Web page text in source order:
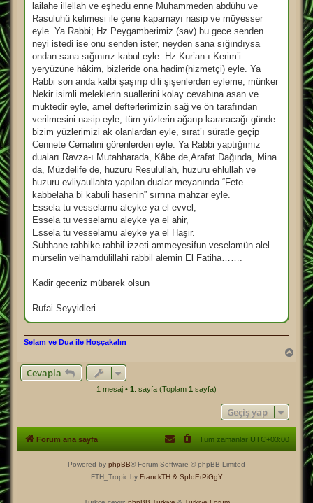
lailahe illellah ve eşhedü enne Muhammeden abdühu ve
Rasuluhü kelimesi ile çene kapamayı nasip ve müyesser
eyle. Ya Rabbi; Hz.Peygamberimiz (sav) bu gece senden
neyi istedi ise onu senden ister, neyden sana sığındıysa
ondan sana sığınırız kabul eyle. Hz.Kur’an-ı Kerim’i
yeryüzüne hâkim, bizleride ona hadim(hizmetçi) eyle. Ya
Rabbi son anda kalbi şaşırıp dili şişenlerden eyleme, münker
Nekir isimli meleklerin suallerini kolay cevabına asan ve
muktedir eyle, amel defterlerimizin sağ ve ön tarafından
verilmesini nasip eyle, tüm yüzlerin ağarıp kararacağı günde
bizim yüzlerimizi ak olanlardan eyle, sırat’ı süratle geçip
Cennete Cemalini görenlerden eyle. Ya Rabbi yaptığımız
duaları Ravza-ı Mutahharada, Kâbe de,Arafat Dağında, Mina
da, Müzdelife de, huzuru Resulullah, huzuru ehlullah ve
huzuru evliyaullahta yapılan dualar meyanında “Fete
kabbelaha bi kabuli hasenin” sırrına mahzar eyle.
Essela tu vesselamu aleyke ya el evvel,
Essela tu vesselamu aleyke ya el ahir,
Essela tu vesselamu aleyke ya el Haşir.
Subhane rabbike rabbil izzeti ammeyesifun veselamün alel
mürselin velhamdülillahi rabbil alemin El Fatiha…….
Kadir geceniz mübarek olsun
Rufai Seyyidleri
Selam ve Dua ile Hoşçakalın
Cevapla
1 mesaj • 1 . sayfa (Toplam 1 sayfa)
Geçiş yap
Forum ana sayfa Tüm zamanlar UTC+03:00
Powered by phpBB® Forum Software © phpBB Limited
FTH_Tropic by FranckTH & SpIdErPiGgY